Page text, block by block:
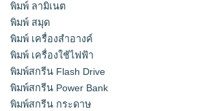
พิมพ์ ลามิเนต
พิมพ์ สมุด
พิมพ์ เครื่องสําอางค์
พิมพ์ เครื่องใช้ไฟฟ้า
พิมพ์สกรีน Flash Drive
พิมพ์สกรีน Power Bank
พิมพ์สกรีน กระดาษ